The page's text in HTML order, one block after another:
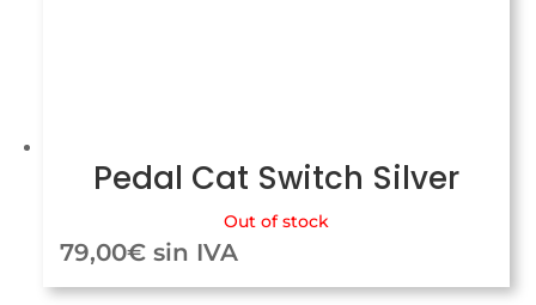
Pedal Cat Switch Silver
Out of stock
79,00€ sin IVA